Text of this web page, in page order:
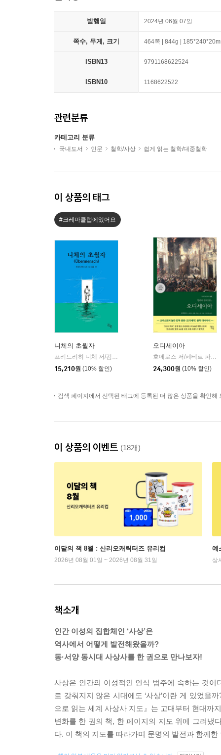
발행일 2024년 06월 07일
쪽수, 무게, 크기 464쪽 | 844g |
ISBN13 9791168622524
ISBN10 1168622522
관련분류
카테고리 분류
국내도서 인문 철학/사상 쉽게 읽는 철학/대중철학
이 상품의 태그
#크레마클럽에있어요
니체의 초월자
프리드리히 니체 저/김철 편역
15,210원 (10% 할인)
오디세이아
호메로스 저/페테르 파울 루벤스 그림/박문재 역
24,300원 (10% 할인)
검색 페이지에서 선택된 태그에 등록된 더 많은 상품을 확인해
이 상품의 이벤트 (18개)
이달의 책 8월 : 산리오캐릭터즈 유리컵
2026년 08월 01일 ~ 2026년 08월 31일
예
상
책소개
인간 이성의 집합체인 ‘사상’은
역사에서 어떻게 발전해왔을까?
동·서양 동시대 사상사를 한 권으로 만나보자!
사상은 인간의 이성적인 인식 범주에 속하는 것이
로 갖춰지지 않은 시대에도 ‘사상’이란 게 있었을
으로 읽는 세계 사상사 지도』는 고대부터 현대까
변화를 한 권의 책, 한 페이지의 지도 위에 그려냈
다. 이 책의 지도를 따라가며 문명의 발전과 함께